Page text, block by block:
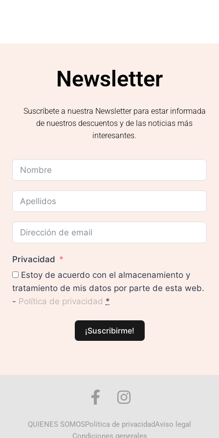
Newsletter
Suscríbete a nuestra Newsletter para estar informada
de nuestros descuentos y de las noticias más
interesantes.
Privacidad
Estoy de acuerdo con el almacenamiento y
tratamiento de mis datos por parte de esta web.
- Política de privacidad *
¡Suscribirme!
QUIENES SOMOSPolítica de privacidadAviso legal